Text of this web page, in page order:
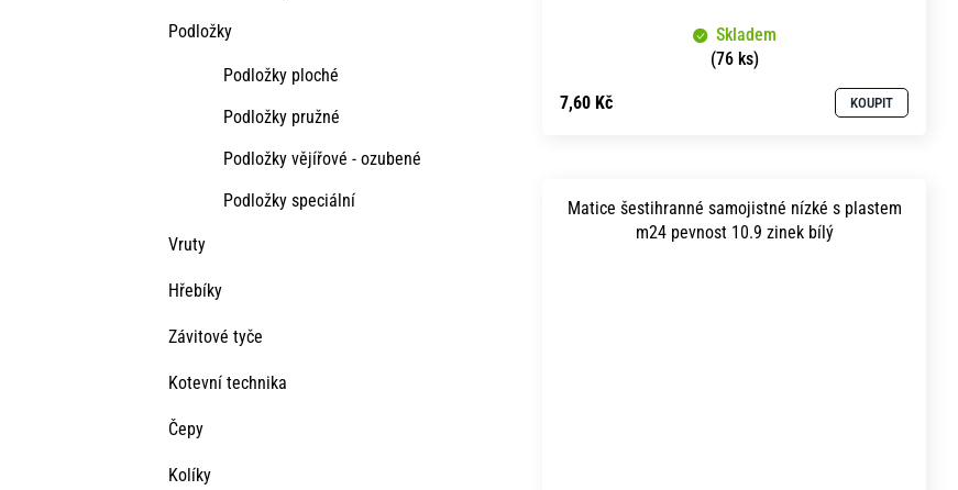
Podložky
Podložky ploché
Podložky pružné
Podložky vějířové - ozubené
Podložky speciální
Vruty
Hřebíky
Závitové tyče
Kotevní technika
Čepy
Kolíky
Skladem
(76 ks)
7,60 Kč KOUPIT
Matice šestihranné samojistné nízké s plastem
m24 pevnost 10.9 zinek bílý